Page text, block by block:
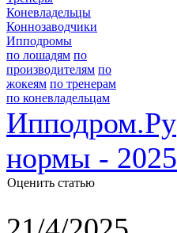
Коневладельцы
Коннозаводчики
Ипподромы
по лошадям по
производителям по
жокеям по тренерам
по коневладельцам
Ипподром.Ру
нормы - 2025
Оценить статью